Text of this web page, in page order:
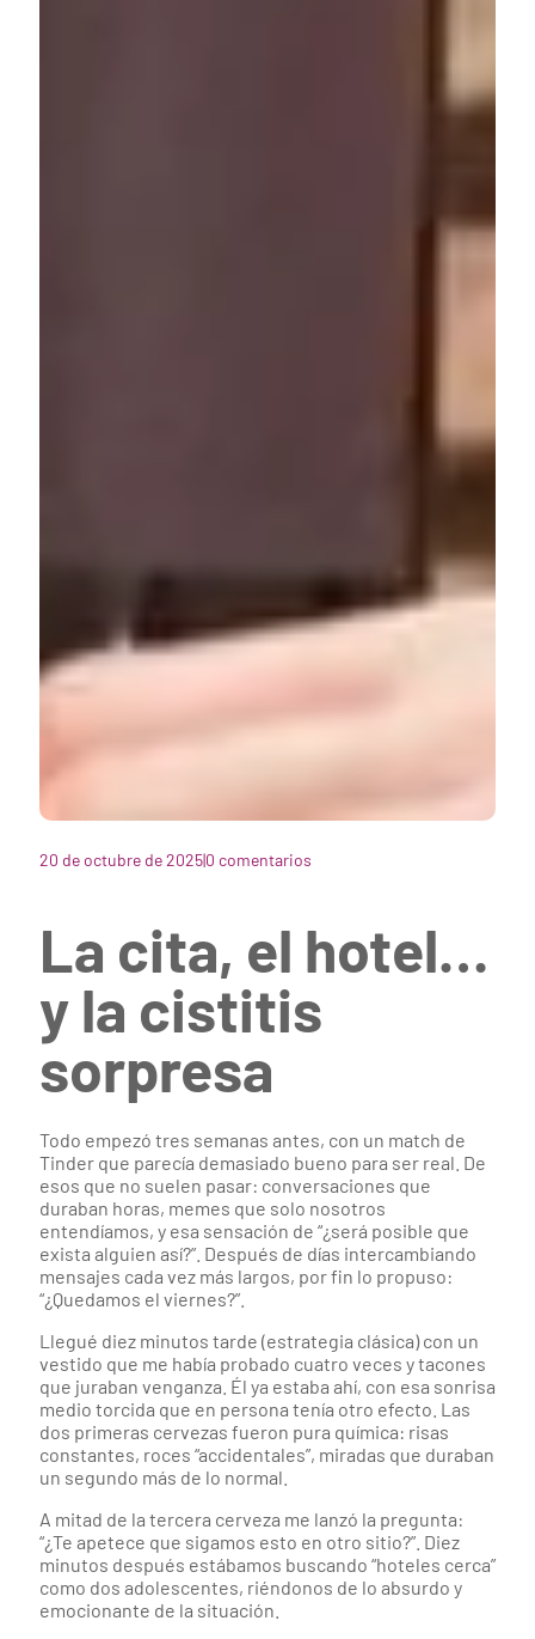
20 de octubre de 2025|0 comentarios
La cita, el hotel…
y la cistitis
sorpresa
Todo empezó tres semanas antes, con un match de
Tinder que parecía demasiado bueno para ser real. De
esos que no suelen pasar: conversaciones que
duraban horas, memes que solo nosotros
entendíamos, y esa sensación de “¿será posible que
exista alguien así?”. Después de días intercambiando
mensajes cada vez más largos, por fin lo propuso:
“¿Quedamos el viernes?”.
Llegué diez minutos tarde (estrategia clásica) con un
vestido que me había probado cuatro veces y tacones
que juraban venganza. Él ya estaba ahí, con esa sonrisa
medio torcida que en persona tenía otro efecto. Las
dos primeras cervezas fueron pura química: risas
constantes, roces “accidentales”, miradas que duraban
un segundo más de lo normal.
A mitad de la tercera cerveza me lanzó la pregunta:
“¿Te apetece que sigamos esto en otro sitio?”. Diez
minutos después estábamos buscando “hoteles cerca”
como dos adolescentes, riéndonos de lo absurdo y
emocionante de la situación.